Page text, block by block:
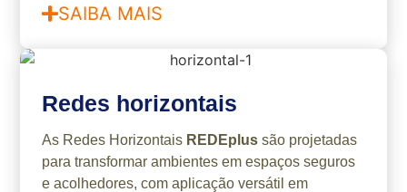
SAIBA MAIS
Redes horizontais
As Redes Horizontais REDEplus são projetadas
para transformar ambientes em espaços seguros
e acolhedores, com aplicação versátil em